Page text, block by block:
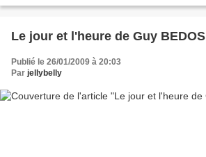
Le jour et l'heure de Guy BEDOS
Publié le 26/01/2009 à 20:03
Par jellybelly